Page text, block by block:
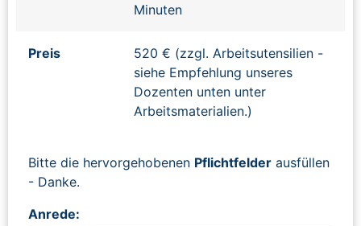
Minuten
Preis
520 € (zzgl. Arbeitsutensilien -
siehe Empfehlung unseres
Dozenten unten unter
Arbeitsmaterialien.)
Bitte die hervorgehobenen Pflichtfelder ausfüllen
- Danke.
Anrede: